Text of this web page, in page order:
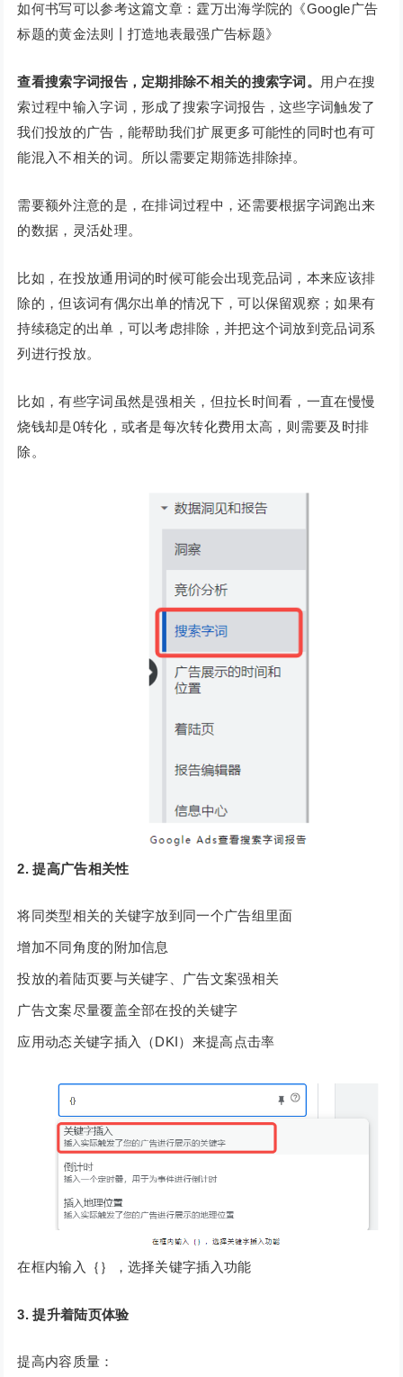
如何书写可以参考这篇文章：霆万出海学院的《Google广告
标题的黄金法则丨打造地表最强广告标题》
查看搜索字词报告，定期排除不相关的搜索字词。
用户在搜
索过程中输入字词，形成了搜索字词报告，这些字词触发了
我们投放的广告，能帮助我们扩展更多可能性的同时也有可
能混入不相关的词。所以需要定期筛选排除掉。
需要额外注意的是，在排词过程中，还需要根据字词跑出来
的数据，灵活处理。
比如，在投放通用词的时候可能会出现竞品词，本来应该排
除的，但该词有偶尔出单的情况下，可以保留观察；如果有
持续稳定的出单，可以考虑排除，并把这个词放到竞品词系
列进行投放。
比如，有些字词虽然是强相关，但拉长时间看，一直在慢慢
烧钱却是0转化，或者是每次转化费用太高，则需要及时排
除。
2. 提高广告相关性
将同类型相关的关键字放到同一个广告组里面
增加不同角度的附加信息
投放的着陆页要与关键字、广告文案强相关
广告文案尽量覆盖全部在投的关键字
应用动态关键字插入（DKI）来提高点击率
在框内输入｛｝，选择关键字插入功能
3. 提升着陆页体验
提高内容质量：